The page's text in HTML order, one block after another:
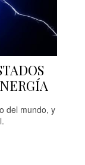
del mundo, y